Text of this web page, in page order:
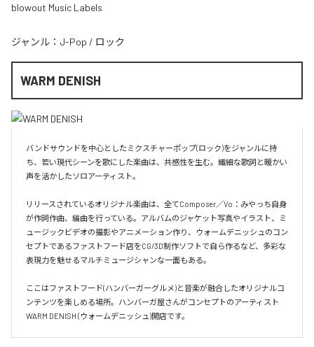
blowout Music Labels
ジャンル： J-Pop / ロック
WARM DENISH
バンドサウンドを中心としたミクスチャーポップ(ロック)をジャンルに持
ち、若い現代シーンを歌にした楽曲は、共感性を生む。繊細な歌詞と暖かい
声を活かしたソロアーティスト。
リリースされているオリジナル楽曲は、全てComposer／Vo：みやっち自身
が作詞作曲、編曲を行っている。アルバムのジャケット写真やイラスト、ミ
ュージックビデオの撮影やアニメーション作り、ウォームデニッシュのコン
セプトであるファストフード店をCG/3D制作ソフトで自ら作るなど、多彩な
表現力を魅せるマルチミュージシャンな一面もある。
ここはファストフード(ハンバーガーグルメ)と音楽が融合したオリジナルコ
ンテンツを楽しめる場所。ハンバーガ屋さんがコンセプトのアーティスト
WARM DENISH (ウォームデニッシュ)開店です。